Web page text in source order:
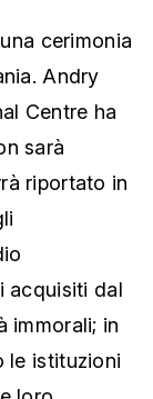
cerimonia
Andry
Centre ha
sarà
riportato in
acquisiti dal
immorali; in
le istituzioni